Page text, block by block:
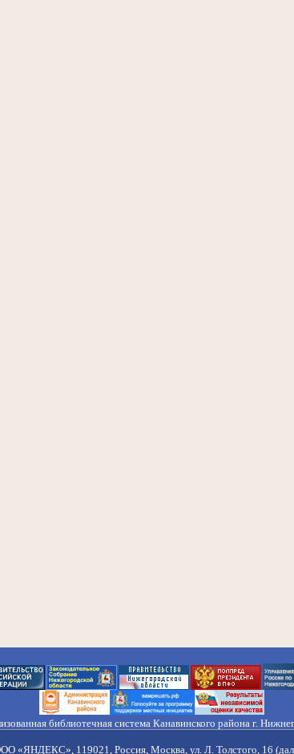
библиотечная система Канавинского района г.
Правила обработки персональных данных
«ЯНДЕКС», 119021, Россия, Москва, ул. Л. Толстого, 16